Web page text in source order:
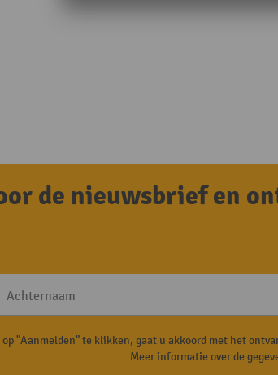
de nieuwsbrief en
Achternaam
op "Aanmelden" te klikken, gaat u akkoord met het
Meer informatie over de